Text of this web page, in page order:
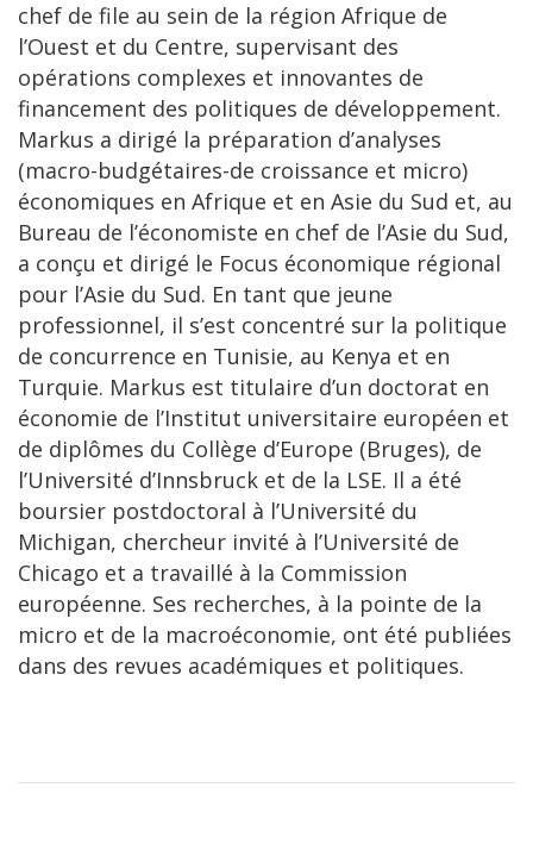
chef de file au sein de la région Afrique de
l’Ouest et du Centre, supervisant des
opérations complexes et innovantes de
financement des politiques de développement.
Markus a dirigé la préparation d’analyses
(macro-budgétaires-de croissance et micro)
économiques en Afrique et en Asie du Sud et, au
Bureau de l’économiste en chef de l’Asie du Sud,
a conçu et dirigé le Focus économique régional
pour l’Asie du Sud. En tant que jeune
professionnel, il s’est concentré sur la politique
de concurrence en Tunisie, au Kenya et en
Turquie. Markus est titulaire d’un doctorat en
économie de l’Institut universitaire européen et
de diplômes du Collège d’Europe (Bruges), de
l’Université d’Innsbruck et de la LSE. Il a été
boursier postdoctoral à l’Université du
Michigan, chercheur invité à l’Université de
Chicago et a travaillé à la Commission
européenne. Ses recherches, à la pointe de la
micro et de la macroéconomie, ont été publiées
dans des revues académiques et politiques.